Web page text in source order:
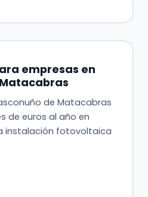
empresas en
de Matacabras
de euros al año en
instalación fotovoltaica